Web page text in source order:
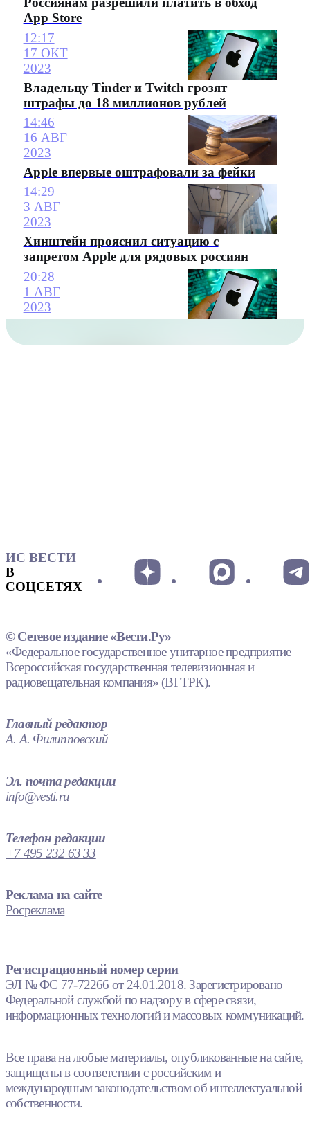
App Store
12:17
17 ОКТ
2023
Владельцу Tinder и Twitch грозят
штрафы до 18 миллионов рублей
14:46
16 АВГ
2023
Apple впервые оштрафовали за фейки
14:29
3 АВГ
2023
Хинштейн прояснил ситуацию с
запретом Apple для рядовых россиян
20:28
1 АВГ
2023
ИС ВЕСТИ
В
СОЦСЕТЯХ
© Сетевое издание «Вести.Ру»
«Федеральное государственное унитарное предприятие
Всероссийская государственная телевизионная и
радиовещательная компания» (ВГТРК).
Главный редактор
А. А. Филипповский
Эл. почта редакции
info@vesti.ru
Телефон редакции
+7 495 232 63 33
Реклама на сайте
Росреклама
Регистрационный номер серии
ЭЛ № ФС 77-72266 от 24.01.2018. Зарегистрировано
Федеральной службой по надзору в сфере связи,
информационных технологий и массовых коммуникаций.
Все права на любые материалы, опубликованные на сайте,
защищены в соответствии с российским и
международным законодательством об интеллектуальной
собственности.